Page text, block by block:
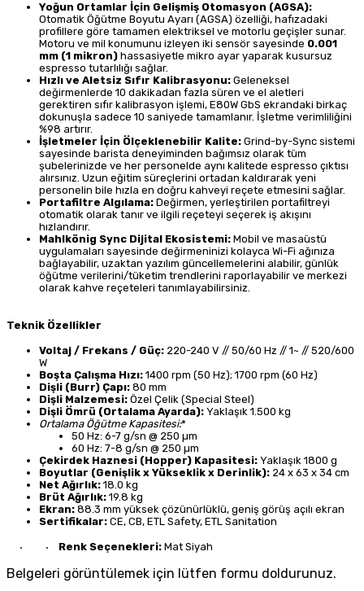
Yoğun Ortamlar İçin Gelişmiş Otomasyon (AGSA):
Otomatik Öğütme Boyutu Ayarı (AGSA) özelliği, hafızadaki
profillere göre tamamen elektriksel ve motorlu geçişler sunar.
Motoru ve mil konumunu izleyen iki sensör sayesinde 0.001
mm (1 mikron) hassasiyetle mikro ayar yaparak kusursuz
espresso tutarlılığı sağlar.
Hızlı ve Aletsiz Sıfır Kalibrasyonu: Geleneksel
değirmenlerde 10 dakikadan fazla süren ve el aletleri
gerektiren sıfır kalibrasyon işlemi, E80W GbS ekrandaki birkaç
dokunuşla sadece 10 saniyede tamamlanır. İşletme verimliliğini
%98 artırır.
İşletmeler İçin Ölçeklenebilir Kalite: Grind-by-Sync sistemi
sayesinde barista deneyiminden bağımsız olarak tüm
şubelerinizde ve her personelde aynı kalitede espresso çıktısı
alırsınız. Uzun eğitim süreçlerini ortadan kaldırarak yeni
personelin bile hızla en doğru kahveyi reçete etmesini sağlar.
Portafiltre Algılama: Değirmen, yerleştirilen portafiltreyi
otomatik olarak tanır ve ilgili reçeteyi seçerek iş akışını
hızlandırır.
Mahlkönig Sync Dijital Ekosistemi: Mobil ve masaüstü
uygulamaları sayesinde değirmeninizi kolayca Wi-Fi ağınıza
bağlayabilir, uzaktan yazılım güncellemelerini alabilir, günlük
öğütme verilerini/tüketim trendlerini raporlayabilir ve merkezi
olarak kahve reçeteleri tanımlayabilirsiniz.
Teknik Özellikler
Voltaj / Frekans / Güç: 220-240 V // 50/60 Hz // 1~ // 520/600
W
Boşta Çalışma Hızı: 1400 rpm (50 Hz); 1700 rpm (60 Hz)
Dişli (Burr) Çapı: 80 mm
Dişli Malzemesi: Özel Çelik (Special Steel)
Dişli Ömrü (Ortalama Ayarda): Yaklaşık 1.500 kg
Ortalama Öğütme Kapasitesi:*
50 Hz: 6-7 g/sn @ 250 µm
60 Hz: 7-8 g/sn @ 250 µm
Çekirdek Haznesi (Hopper) Kapasitesi: Yaklaşık 1800 g
Boyutlar (Genişlik x Yükseklik x Derinlik): 24 x 63 x 34 cm
Net Ağırlık: 18.0 kg
Brüt Ağırlık: 19.8 kg
Ekran: 88.3 mm yüksek çözünürlüklü, geniş görüş açılı ekran
Sertifikalar: CE, CB, ETL Safety, ETL Sanitation
• • Renk Seçenekleri: Mat Siyah
Belgeleri görüntülemek için lütfen formu doldurunuz.